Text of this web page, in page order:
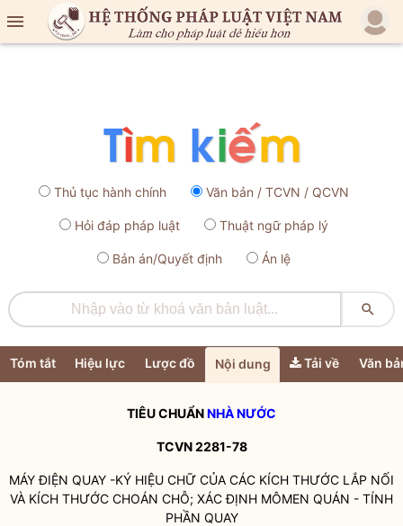

Thủ tục hành chính Văn bản / TCVN / QCVN
Hỏi đáp pháp luật Thuật ngữ pháp lý
Bản án/Quyết định Án lệ

Tóm tắt Hiệu lực Lược đồ Nội dung Tải về Văn
TIÊU CHUẨNNHÀ NƯỚC
TCVN 2281-78
MÁY ĐIỆN QUAY -KÝ HIỆU CHỮ CỦA CÁC KÍCH THƯỚC LẮP NỐI
VÀ KÍCH THƯỚC CHOÁN CHỖ; XÁC ĐỊNH MÔMEN QUÁN - TÍNH
PHẦN QUAY